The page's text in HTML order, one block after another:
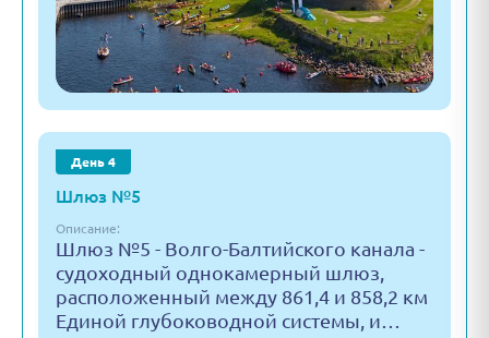
День 4
Шлюз №5
Описание:
Шлюз №5 - Волго-Балтийского канала -
судоходный однокамерный шлюз,
расположенный между 861,4 и 858,2 км
Единой глубоководной системы, и…